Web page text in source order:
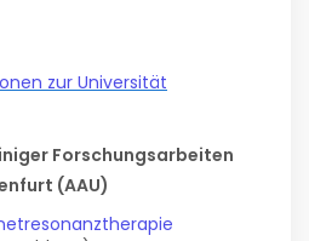
zur Universität
Forschungsarbeiten
(AAU)